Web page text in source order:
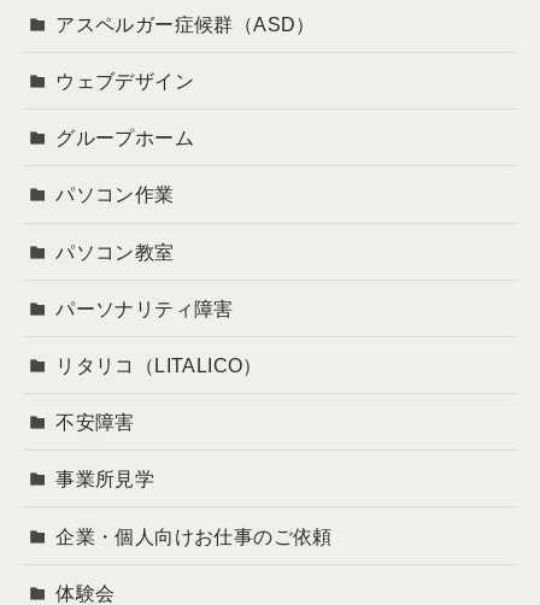
アスペルガー症候群（ASD）
ウェブデザイン
グループホーム
パソコン作業
パソコン教室
パーソナリティ障害
リタリコ（LITALICO）
不安障害
事業所見学
企業・個人向けお仕事のご依頼
体験会